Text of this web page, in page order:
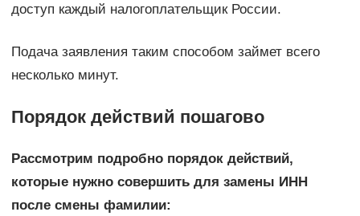
доступ каждый налогоплательщик России.
Подача заявления таким способом займет всего
несколько минут.
Порядок действий пошагово
Рассмотрим подробно порядок действий,
которые нужно совершить для замены ИНН
после смены фамилии: